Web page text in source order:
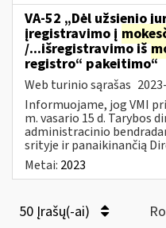
VA-52 „Dėl užsienio
įregistravimo į
/...išregistravimo iš
registro“ pakeitimo“
Web turinio sąrašas
Informuojame, jog VMI
m. vasario 15 d. Tarybos
administracinio
srityje ir panaikinančią
Metai: 2023
50 Įrašų(-ai)